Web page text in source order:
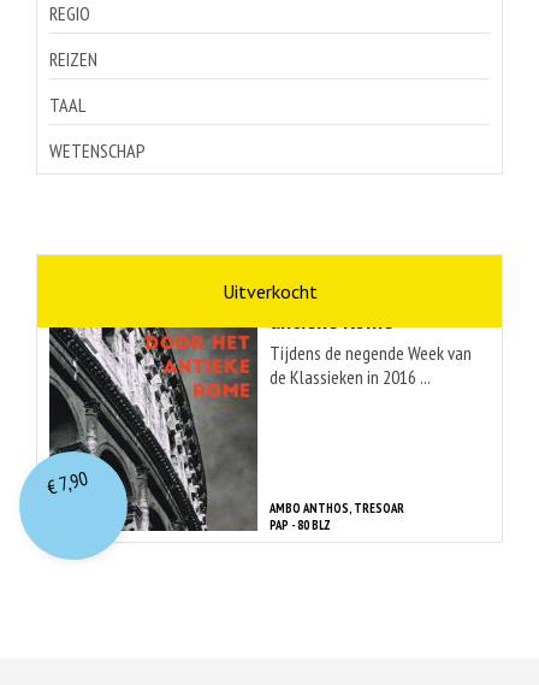
REGIO
REIZEN
TAAL
WETENSCHAP
Wandelen door het
antieke Rome
Tijdens de negende Week van
de Klassieken in 2016 ...
AMBO ANTHOS, TRESOAR
PAP - 80 BLZ
€7,90